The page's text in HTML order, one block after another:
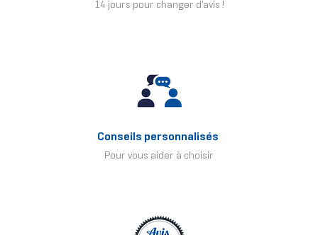
14 jours pour changer d'avis !
Conseils personnalisés
Pour vous aider à choisir